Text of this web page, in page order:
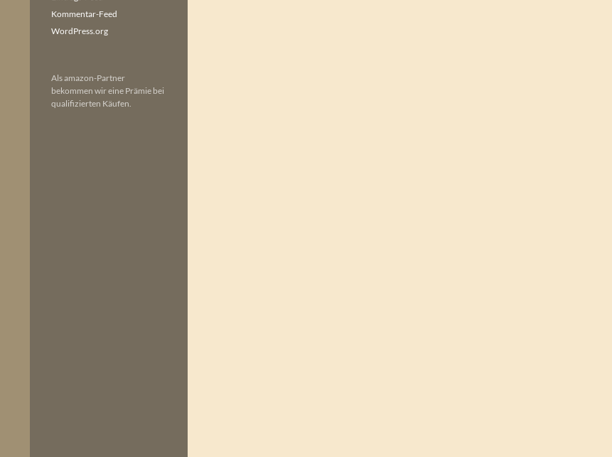
Kommentar-Feed
WordPress.org
Als amazon-Partner
bekommen wir eine Prämie bei
qualifizierten Käufen.